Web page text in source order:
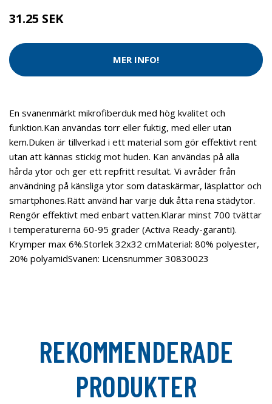
31.25 SEK
MER INFO!
En svanenmärkt mikrofiberduk med hög kvalitet och
funktion.Kan användas torr eller fuktig, med eller utan
kem.Duken är tillverkad i ett material som gör effektivt rent
utan att kännas stickig mot huden. Kan användas på alla
hårda ytor och ger ett repfritt resultat. Vi avråder från
användning på känsliga ytor som dataskärmar, läsplattor och
smartphones.Rätt använd har varje duk åtta rena städytor.
Rengör effektivt med enbart vatten.Klarar minst 700 tvättar
i temperaturerna 60-95 grader (Activa Ready-garanti).
Krymper max 6%.Storlek 32x32 cmMaterial: 80% polyester,
20% polyamidSvanen: Licensnummer 30830023
REKOMMENDERADE
PRODUKTER